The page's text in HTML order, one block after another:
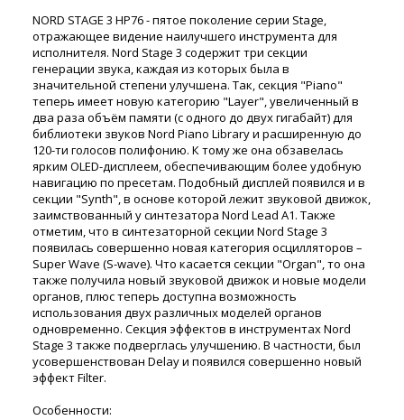
NORD STAGE 3 HP76 - пятое поколение серии Stage,
отражающее видение наилучшего инструмента для
исполнителя. Nord Stage 3 содержит три секции
генерации звука, каждая из которых была в
значительной степени улучшена. Так, секция "Piano"
теперь имеет новую категорию "Layer", увеличенный в
два раза объём памяти (с одного до двух гигабайт) для
библиотеки звуков Nord Piano Library и расширенную до
120-ти голосов полифонию. К тому же она обзавелась
ярким OLED-дисплеем, обеспечивающим более удобную
навигацию по пресетам. Подобный дисплей появился и в
секции "Synth", в основе которой лежит звуковой движок,
заимствованный у синтезатора Nord Lead A1. Также
отметим, что в синтезаторной секции Nord Stage 3
появилась совершенно новая категория осцилляторов –
Super Wave (S-wave). Что касается секции "Organ", то она
также получила новый звуковой движок и новые модели
органов, плюс теперь доступна возможность
использования двух различных моделей органов
одновременно. Секция эффектов в инструментах Nord
Stage 3 также подверглась улучшению. В частности, был
усовершенствован Delay и появился совершенно новый
эффект Filter.
Особенности: